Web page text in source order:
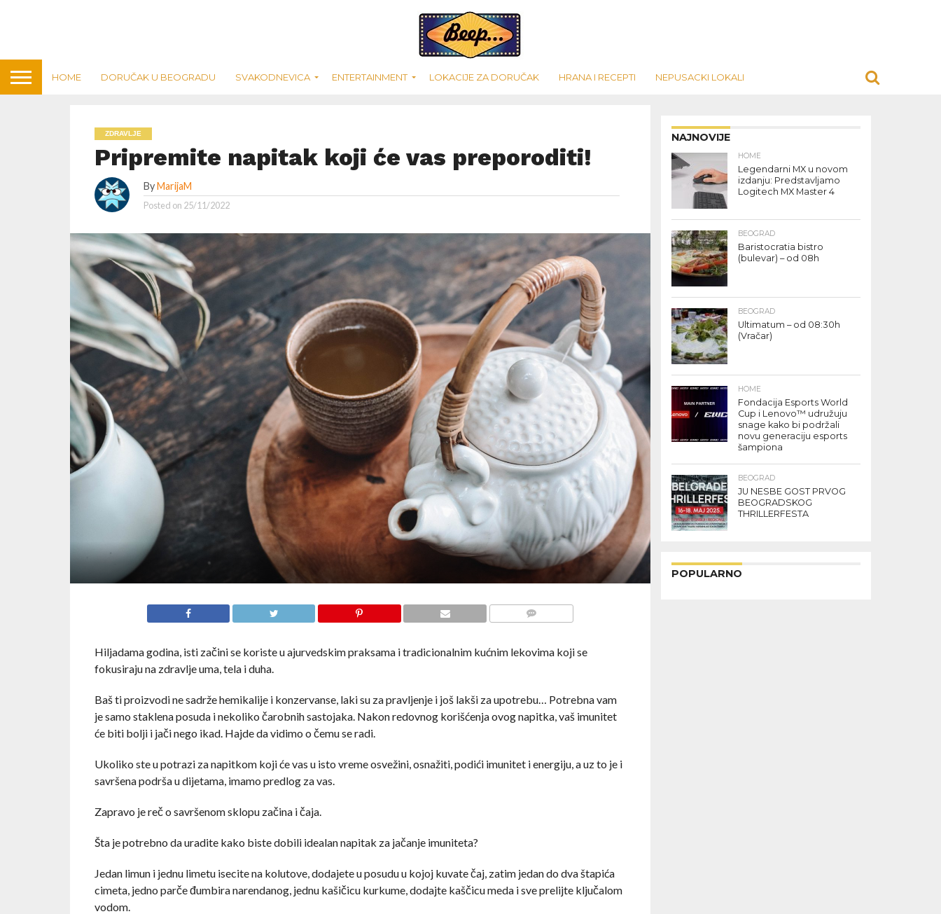
HOME DORUČAK U BEOGRADU SVAKODNEVICA ENTERTAINMENT LOKACIJE ZA DORUČAK HRANA I RECEPTI NEPUSACKI LOKALI
ZDRAVLJE
Pripremite napitak koji će vas preporoditi!
ByMarijaM
Posted on 25/11/2022
Hiljadama godina, isti začini se koriste u ajurvedskim praksama i tradicionalnim kućnim lekovima koji se
fokusiraju na zdravlje uma, tela i duha.
Baš ti proizvodi ne sadrže hemikalije i konzervanse, laki su za pravljenje i još lakši za upotrebu… Potrebna vam
je samo staklena posuda i nekoliko čarobnih sastojaka. Nakon redovnog korišćenja ovog napitka, vaš imunitet
će biti bolji i jači nego ikad. Hajde da vidimo o čemu se radi.
Ukoliko ste u potrazi za napitkom koji će vas u isto vreme osvežini, osnažiti, podići imunitet i energiju, a uz to je i
savršena podrša u dijetama, imamo predlog za vas.
Zapravo je reč o savršenom sklopu začina i čaja.
Šta je potrebno da uradite kako biste dobili idealan napitak za jačanje imuniteta?
Jedan limun i jednu limetu isecite na kolutove, dodajete u posudu u kojoj kuvate čaj, zatim jedan do dva štapića
cimeta, jedno parče đumbira narendanog, jednu kašičicu kurkume, dodajte kaščicu meda i sve prelijte ključalom
vodom.
NAJNOVIJE
HOME
Legendarni MX u novom
izdanju: Predstavljamo
Logitech MX Master 4
BEOGRAD
Baristocratia bistro
(bulevar) – od 08h
BEOGRAD
Ultimatum – od 08:30h
(Vračar)
HOME
Fondacija Esports World
Cup i Lenovo™ udružuju
snage kako bi podržali
novu generaciju esports
šampiona
BEOGRAD
JU NESBE GOST PRVOG
BEOGRADSKOG
THRILLERFESTA
POPULARNO